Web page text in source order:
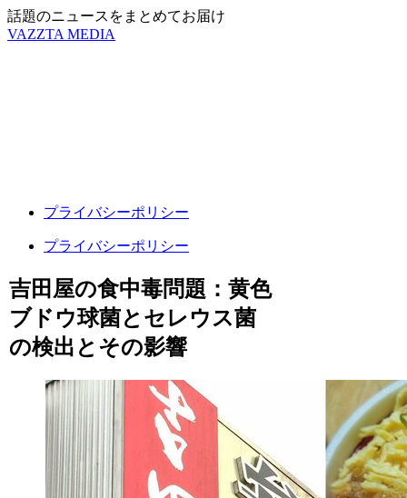
話題のニュースをまとめてお届け
VAZZTA MEDIA
プライバシーポリシー
プライバシーポリシー
吉田屋の食中毒問題：黄色
ブドウ球菌とセレウス菌
の検出とその影響